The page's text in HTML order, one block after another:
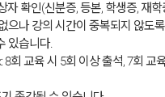
확인(신분증, 등본, 학생증, 재
으나 강의 시간이 중복되지 않도
있습니다.
회 교육 시 5회 이상 출석, 7회